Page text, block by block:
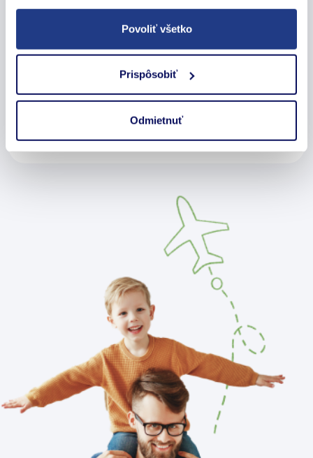
Povoliť všetko
Prispôsobiť
Odmietnuť
sa veľmi rád zverujem do rúk spoločnosti
Respect direct. Vždy mi našli a uzatvorili to
najlepšie poistenie, ktoré som potreboval a pri
nich viem, že nemusím mať starosť s
porovnávaním a zháňaním toho najlepšieho.
Všetko spravia za mňa rýchlo, komfortne a